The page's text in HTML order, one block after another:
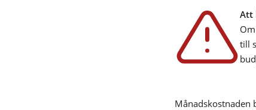
Att
till
Månadskostnaden